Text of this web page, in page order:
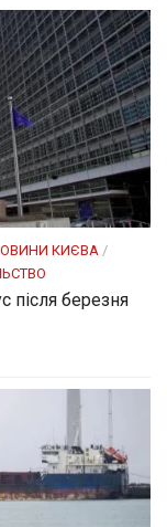
КИЄВА /
після березня